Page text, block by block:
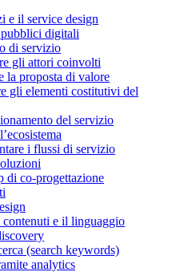
e il service design
digitali
di servizio
gli attori coinvolti
la proposta di valore
gli elementi costitutivi del
del servizio
i flussi di servizio
di co-progettazione
contenuti e il linguaggio
(search keywords)
analytics